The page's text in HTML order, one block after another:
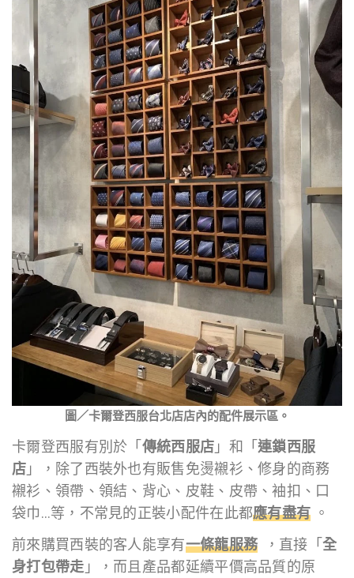
圖／卡爾登西服台北店店內的配件展示區。
卡爾登西服有別於「傳統西服店 」和「連鎖西服
店 」，除了西裝外也有販售免燙襯衫、修身的商務
襯衫、領帶、領結、背心、皮鞋、皮帶、袖扣、口
袋巾…等，不常見的正裝小配件在此都應有盡有 。
前來購買西裝的客人能享有一條龍服務 ，直接「全
身打包帶走 」，而且產品都延續平價高品質的原